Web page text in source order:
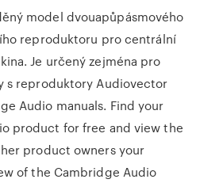
model dvouapůpásmového
reproduktoru pro centrální
Je určený zejména pro
s reproduktory Audiovector
Audio manuals. Find your
product for free and view the
product owners your
of the Cambridge Audio